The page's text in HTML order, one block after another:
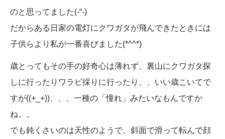
のと思ってました(-“-)
だからある日家の電灯にクワガタが飛んできたときには
子供らより私が一番喜びました(*^^*)
歳とってもその手の好奇心は薄れず、裏山にクワガタ探
しに行ったりワラビ採りに行ったり、、いい歳こいてで
すが((+_+))、、、一種の「憧れ」みたいなもんですか
ね。。
でも鈍くさいのは天性のようで、斜面で滑って転んで顔